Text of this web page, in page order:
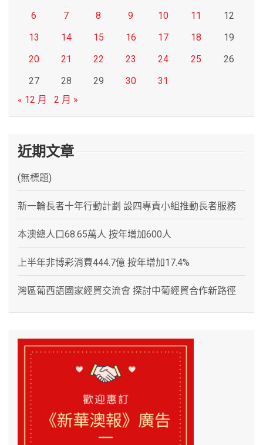
6
7 8 9 10 11
12
13
14 15 16 17 18
19
20
21 22 23 24 25
26
27
28 29 30
31
« 12 月
2 月 »
近期文章
(無標題)
新一輪長者十年行動計劃 設四專責小組推動長者服務
本澳總人口68.65萬人 按年增加600人
上半年非博彩消費444.7億 按年增加17.4%
灣區葡西語國家經貿交流會 探討中葡經貿合作新路徑